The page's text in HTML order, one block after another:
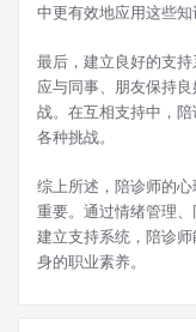
中更有效地应用这些知
最后，建立良好的支
应与同事、朋友保持
战。在互相支持中，
各种挑战。
综上所述，陪诊师的
重要。通过情绪管理
建立支持系统，陪诊
身的职业素养。